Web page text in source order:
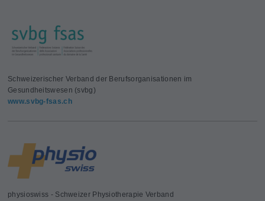
Schweizerischer Verband der Berufsorganisationen im
Gesundheitswesen (svbg)
www.svbg-fsas.ch
physioswiss - Schweizer Physiotherapie Verband